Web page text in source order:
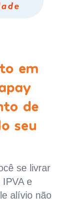
em
de
seu
se livrar
e
alívio não